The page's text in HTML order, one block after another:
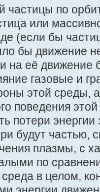
частицы по
или
(если бы
бы движение
на её движение
газовые и
этой среды,
поведения
потери
будут частью,
плазмы, с
по
в целом,